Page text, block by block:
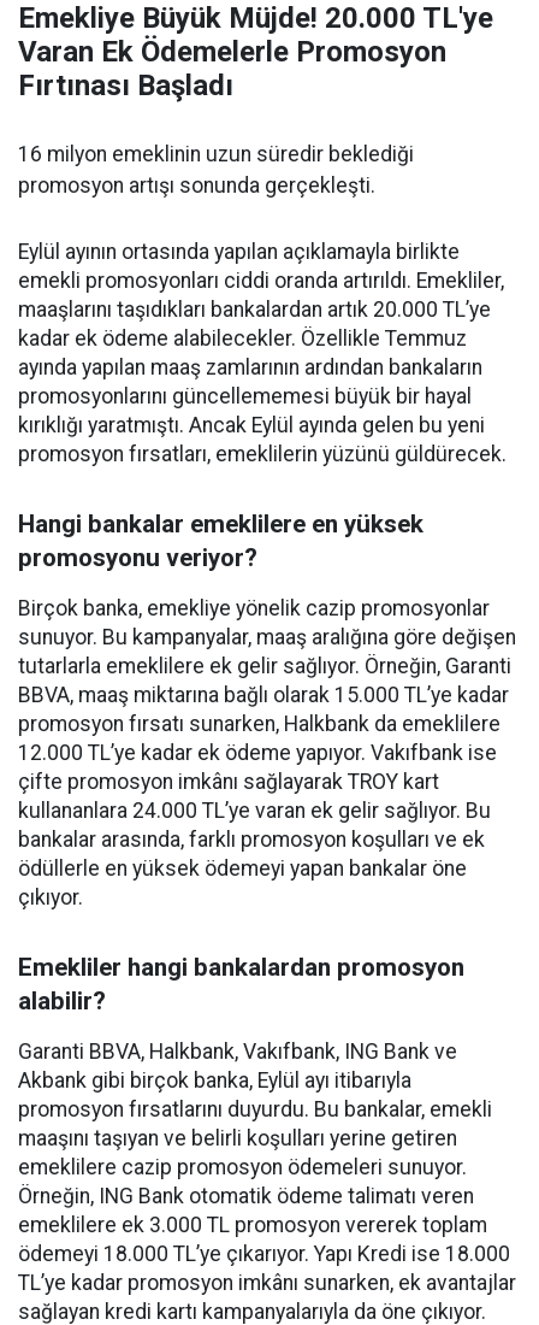
Emekliye Büyük Müjde! 20.000 TL'ye
Varan Ek Ödemelerle Promosyon
Fırtınası Başladı
16 milyon emeklinin uzun süredir beklediği
promosyon artışı sonunda gerçekleşti.
Eylül ayının ortasında yapılan açıklamayla birlikte
emekli promosyonları ciddi oranda artırıldı. Emekliler,
maaşlarını taşıdıkları bankalardan artık 20.000 TL’ye
kadar ek ödeme alabilecekler. Özellikle Temmuz
ayında yapılan maaş zamlarının ardından bankaların
promosyonlarını güncellememesi büyük bir hayal
kırıklığı yaratmıştı. Ancak Eylül ayında gelen bu yeni
promosyon fırsatları, emeklilerin yüzünü güldürecek.
Hangi bankalar emeklilere en yüksek
promosyonu veriyor?
Birçok banka, emekliye yönelik cazip promosyonlar
sunuyor. Bu kampanyalar, maaş aralığına göre değişen
tutarlarla emeklilere ek gelir sağlıyor. Örneğin, Garanti
BBVA, maaş miktarına bağlı olarak 15.000 TL’ye kadar
promosyon fırsatı sunarken, Halkbank da emeklilere
12.000 TL’ye kadar ek ödeme yapıyor. Vakıfbank ise
çifte promosyon imkânı sağlayarak TROY kart
kullananlara 24.000 TL’ye varan ek gelir sağlıyor. Bu
bankalar arasında, farklı promosyon koşulları ve ek
ödüllerle en yüksek ödemeyi yapan bankalar öne
çıkıyor.
Emekliler hangi bankalardan promosyon
alabilir?
Garanti BBVA, Halkbank, Vakıfbank, ING Bank ve
Akbank gibi birçok banka, Eylül ayı itibarıyla
promosyon fırsatlarını duyurdu. Bu bankalar, emekli
maaşını taşıyan ve belirli koşulları yerine getiren
emeklilere cazip promosyon ödemeleri sunuyor.
Örneğin, ING Bank otomatik ödeme talimatı veren
emeklilere ek 3.000 TL promosyon vererek toplam
ödemeyi 18.000 TL’ye çıkarıyor. Yapı Kredi ise 18.000
TL’ye kadar promosyon imkânı sunarken, ek avantajlar
sağlayan kredi kartı kampanyalarıyla da öne çıkıyor.